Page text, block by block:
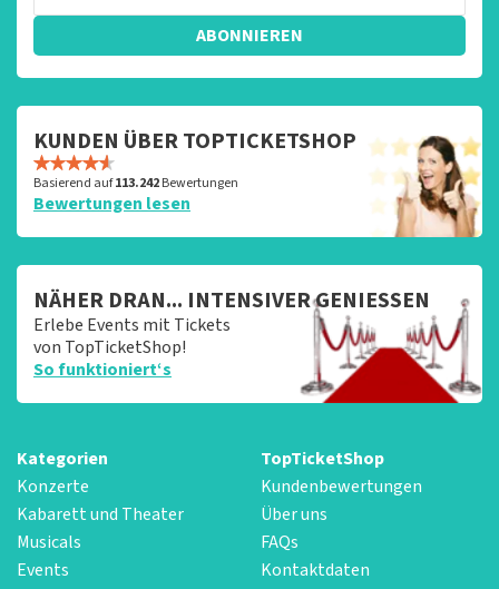
ABONNIEREN
KUNDEN ÜBER TOPTICKETSHOP
Basierend auf113.242Bewertungen
Bewertungen lesen
NÄHER DRAN... INTENSIVER GENIESSEN
Erlebe Events mit Tickets
von TopTicketShop!
So funktioniert‘s
Kategorien
Konzerte
Kabarett und Theater
Musicals
Events
TopTicketShop
Kundenbewertungen
Über uns
FAQs
Kontaktdaten